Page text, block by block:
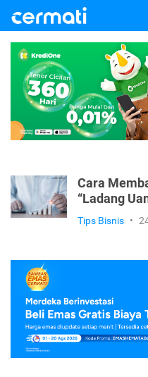
Cara
“Ladang
Tips Bisnis •